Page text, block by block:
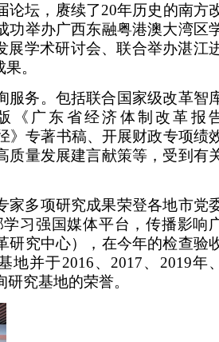
论坛，赓续了20年历史的南方
功举办广西东融粤港澳大湾区
展学术研讨会、联合举办湛江
。
服务。包括联合国家级改革智
《广东省经济体制改革报
》专著书稿、开展财政专项绩
质量发展建言献策等，受到有
家多项研究成果荣登各地市党
习强国媒体平台，传播影响
研究中心），在今年的检查验
地并于2016、2017、2019年、
究基地的荣誉。